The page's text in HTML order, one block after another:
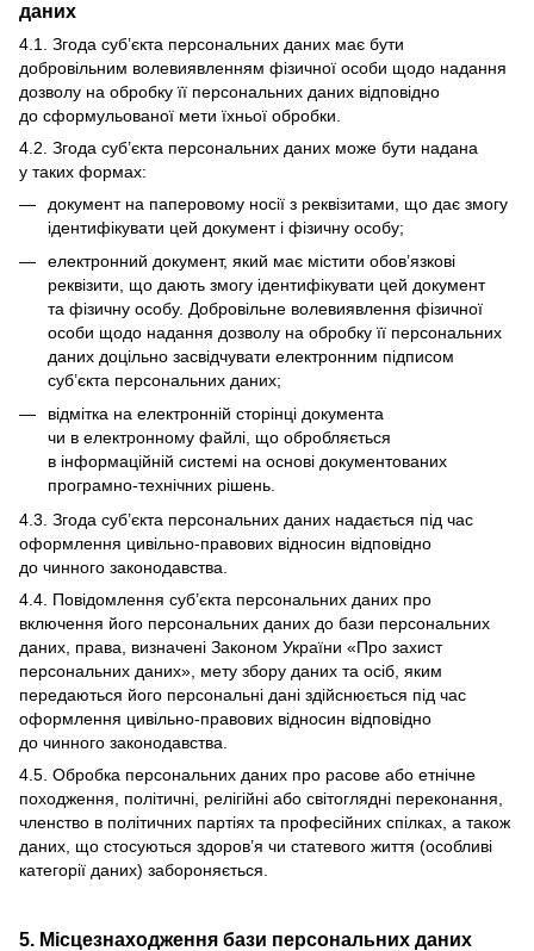
даних
4.1. Згода суб’єкта персональних даних має бути
добровільним волевиявленням фізичної особи щодо надання
дозволу на обробку її персональних даних відповідно
до сформульованої мети їхньої обробки.
4.2. Згода суб’єкта персональних даних може бути надана
у таких формах:
документ на паперовому носії з реквізитами, що дає змогу
ідентифікувати цей документ і фізичну особу;
електронний документ, який має містити обов’язкові
реквізити, що дають змогу ідентифікувати цей документ
та фізичну особу. Добровільне волевиявлення фізичної
особи щодо надання дозволу на обробку її персональних
даних доцільно засвідчувати електронним підписом
суб’єкта персональних даних;
відмітка на електронній сторінці документа
чи в електронному файлі, що обробляється
в інформаційній системі на основі документованих
програмно-технічних рішень.
4.3. Згода суб’єкта персональних даних надається під час
оформлення цивільно-правових відносин відповідно
до чинного законодавства.
4.4. Повідомлення суб’єкта персональних даних про
включення його персональних даних до бази персональних
даних, права, визначені Законом України «Про захист
персональних даних», мету збору даних та осіб, яким
передаються його персональні дані здійснюється під час
оформлення цивільно-правових відносин відповідно
до чинного законодавства.
4.5. Обробка персональних даних про расове або етнічне
походження, політичні, релігійні або світоглядні переконання,
членство в політичних партіях та професійних спілках, а також
даних, що стосуються здоров’я чи статевого життя (особливі
категорії даних) забороняється.
5. Місцезнаходження бази персональних даних